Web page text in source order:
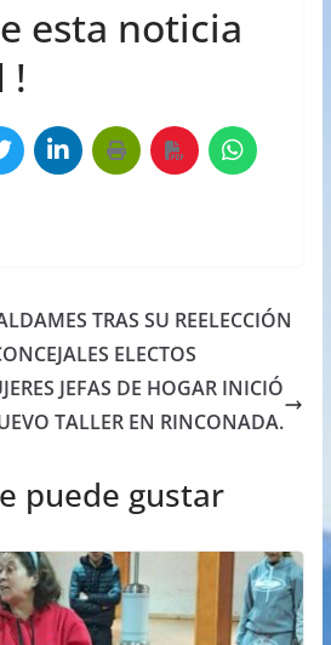
esta noticia
!
TRAS SU REELECCIÓN
ELECTOS
JEFAS DE HOGAR INICIÓ
TALLER EN RINCONADA.
puede gustar